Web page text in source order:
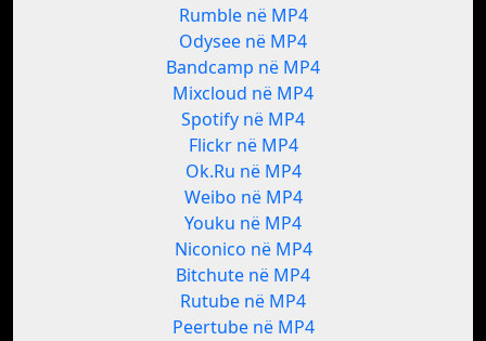
Rumble në MP4
Odysee në MP4
Bandcamp në MP4
Mixcloud në MP4
Spotify në MP4
Flickr në MP4
Ok.Ru në MP4
Weibo në MP4
Youku në MP4
Niconico në MP4
Bitchute në MP4
Rutube në MP4
Peertube në MP4